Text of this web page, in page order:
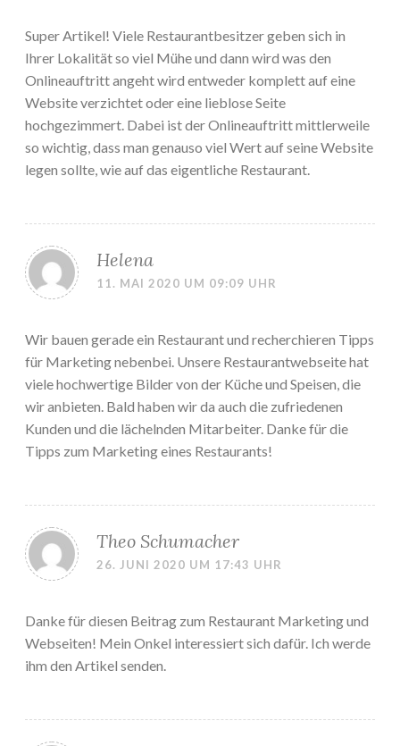
Super Artikel! Viele Restaurantbesitzer geben sich in
Ihrer Lokalität so viel Mühe und dann wird was den
Onlineauftritt angeht wird entweder komplett auf eine
Website verzichtet oder eine lieblose Seite
hochgezimmert. Dabei ist der Onlineauftritt mittlerweile
so wichtig, dass man genauso viel Wert auf seine Website
legen sollte, wie auf das eigentliche Restaurant.
Helena
11. MAI 2020 UM 09:09 UHR
Wir bauen gerade ein Restaurant und recherchieren Tipps
für Marketing nebenbei. Unsere Restaurantwebseite hat
viele hochwertige Bilder von der Küche und Speisen, die
wir anbieten. Bald haben wir da auch die zufriedenen
Kunden und die lächelnden Mitarbeiter. Danke für die
Tipps zum Marketing eines Restaurants!
Theo Schumacher
26. JUNI 2020 UM 17:43 UHR
Danke für diesen Beitrag zum Restaurant Marketing und
Webseiten! Mein Onkel interessiert sich dafür. Ich werde
ihm den Artikel senden.